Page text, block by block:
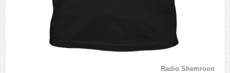
Radio Shemroon